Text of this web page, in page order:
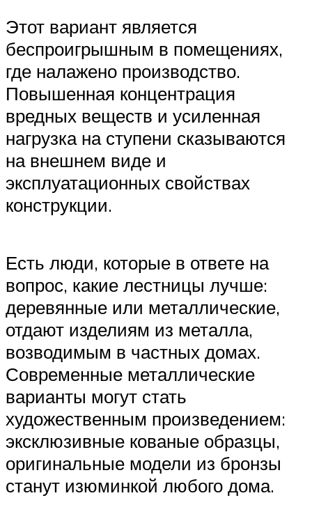
Этот вариант является
беспроигрышным в помещениях,
где налажено производство.
Повышенная концентрация
вредных веществ и усиленная
нагрузка на ступени сказываются
на внешнем виде и
эксплуатационных свойствах
конструкции.
Есть люди, которые в ответе на
вопрос, какие лестницы лучше:
деревянные или металлические,
отдают изделиям из металла,
возводимым в частных домах.
Современные металлические
варианты могут стать
художественным произведением:
эксклюзивные кованые образцы,
оригинальные модели из бронзы
станут изюминкой любого дома.